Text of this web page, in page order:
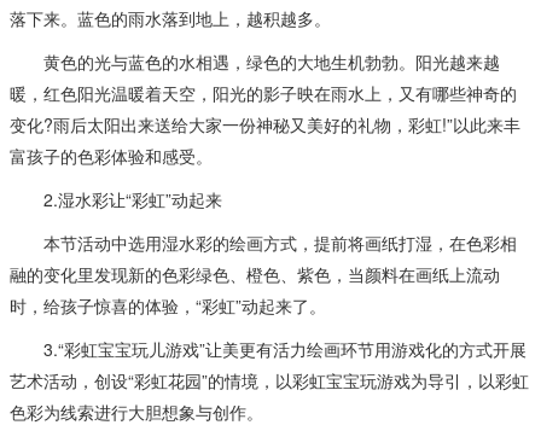
落下来。蓝色的雨水落到地上，越积越多。
黄色的光与蓝色的水相遇，绿色的大地生机勃勃。阳光越来越
暖，红色阳光温暖着天空，阳光的影子映在雨水上，又有哪些神奇的
变化?雨后太阳出来送给大家一份神秘又美好的礼物，彩虹!”以此来丰
富孩子的色彩体验和感受。
2.湿水彩让“彩虹”动起来
本节活动中选用湿水彩的绘画方式，提前将画纸打湿，在色彩相
融的变化里发现新的色彩绿色、橙色、紫色，当颜料在画纸上流动
时，给孩子惊喜的体验，“彩虹”动起来了。
3.“彩虹宝宝玩儿游戏”让美更有活力绘画环节用游戏化的方式开展
艺术活动，创设“彩虹花园”的情境，以彩虹宝宝玩游戏为导引，以彩虹
色彩为线索进行大胆想象与创作。